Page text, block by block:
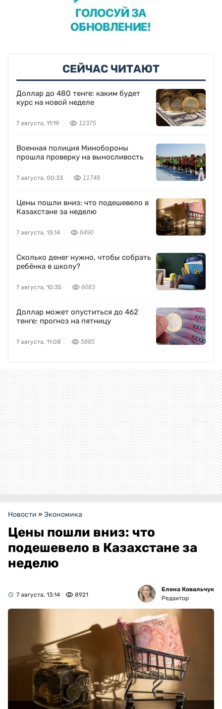
СЕЙЧАС ЧИТАЮТ
Доллар до 480 тенге: каким будет
курс на новой неделе
7 августа, 11:19 12375
Военная полиция Минобороны
прошла проверку на выносливость
7 августа, 00:33 11748
Цены пошли вниз: что подешевело в
Казахстане за неделю
7 августа, 13:14 6490
Сколько денег нужно, чтобы собрать
ребёнка в школу?
7 августа, 10:35 6083
Доллар может опуститься до 462
тенге: прогноз на пятницу
7 августа, 11:08 5885
Новости » Экономика
Цены пошли вниз: что
подешевело в Казахстане за
неделю
7 августа, 13:14 8921
Елена Ковальчук
Редактор